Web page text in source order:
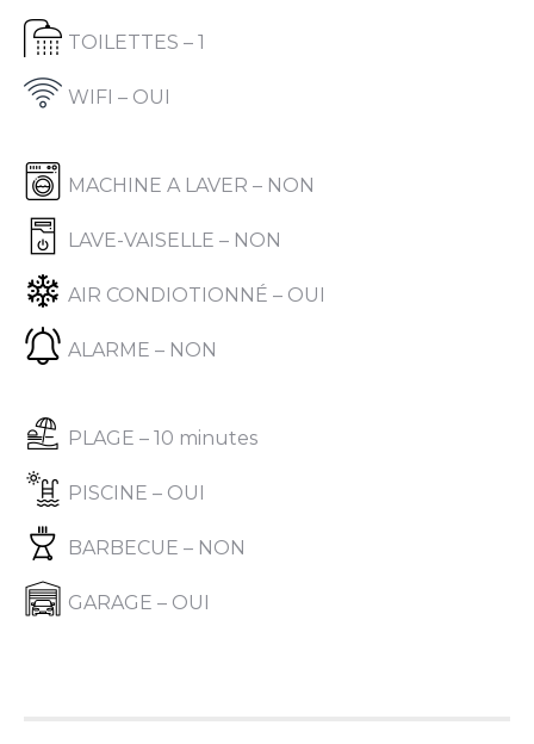
TOILETTES – 1
WIFI – OUI
MACHINE A LAVER – NON
LAVE-VAISELLE – NON
AIR CONDIOTIONNÉ – OUI
ALARME – NON
PLAGE – 10 minutes
PISCINE – OUI
BARBECUE – NON
GARAGE – OUI